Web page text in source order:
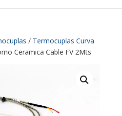
/ Termocuplas Curva
Ceramica Cable FV 2Mts